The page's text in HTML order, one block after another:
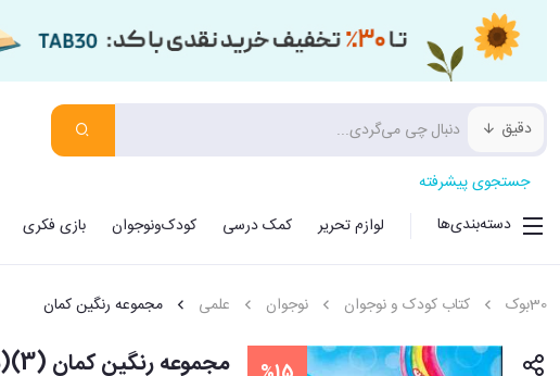
دقیق
جستجوی پیشرفته
دسته‌بندی‌ها
لوازم تحریر کمک درسی کودک‌ونوجوان بازی فکری
30بوک کتاب کودک و نوجوان نوجوان علمی مجموعه رنگین کمان
مجموعه رنگین کمان (3)(ستاره دنباله دار)